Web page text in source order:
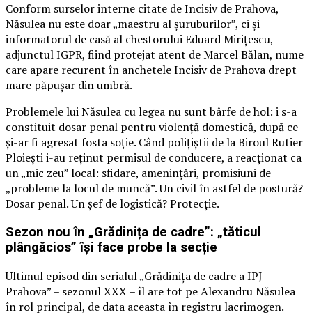
Conform surselor interne citate de Incisiv de Prahova,
Năsulea nu este doar „maestru al șuruburilor”, ci și
informatorul de casă al chestorului Eduard Mirițescu,
adjunctul IGPR, fiind protejat atent de Marcel Bălan, nume
care apare recurent în anchetele Incisiv de Prahova drept
mare păpușar din umbră.
Problemele lui Năsulea cu legea nu sunt bârfe de hol: i s-a
constituit dosar penal pentru violență domestică, după ce
și-ar fi agresat fosta soție. Când polițiștii de la Biroul Rutier
Ploiești i-au reținut permisul de conducere, a reacționat ca
un „mic zeu” local: sfidare, amenințări, promisiuni de
„probleme la locul de muncă”. Un civil în astfel de postură?
Dosar penal. Un șef de logistică? Protecție.
Sezon nou în „Grădinița de cadre”: „tăticul
plângăcios” își face probe la secție
Ultimul episod din serialul „Grădinița de cadre a IPJ
Prahova” – sezonul XXX – îl are tot pe Alexandru Năsulea
în rol principal, de data aceasta în registru lacrimogen.